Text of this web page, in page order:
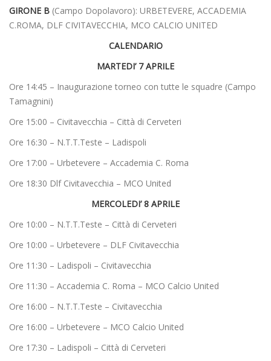
GIRONE B (Campo Dopolavoro): URBETEVERE, ACCADEMIA
C.ROMA, DLF CIVITAVECCHIA, MCO CALCIO UNITED
CALENDARIO
MARTEDI’ 7 APRILE
Ore 14:45 – Inaugurazione torneo con tutte le squadre (Campo
Tamagnini)
Ore 15:00 – Civitavecchia – Città di Cerveteri
Ore 16:30 – N.T.T.Teste – Ladispoli
Ore 17:00 – Urbetevere – Accademia C. Roma
Ore 18:30 Dlf Civitavecchia – MCO United
MERCOLEDI’ 8 APRILE
Ore 10:00 – N.T.T.Teste – Città di Cerveteri
Ore 10:00 – Urbetevere – DLF Civitavecchia
Ore 11:30 – Ladispoli – Civitavecchia
Ore 11:30 – Accademia C. Roma – MCO Calcio United
Ore 16:00 – N.T.T.Teste – Civitavecchia
Ore 16:00 – Urbetevere – MCO Calcio United
Ore 17:30 – Ladispoli – Città di Cerveteri